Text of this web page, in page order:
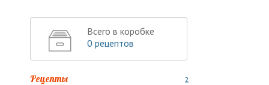
Всего в коробке
0 рецептов
2
Рецепты